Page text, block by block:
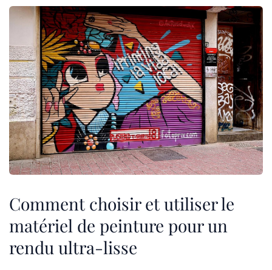
Comment choisir et utiliser le
matériel de peinture pour un
rendu ultra-lisse